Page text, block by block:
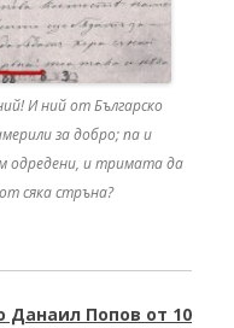
И ний от Българско
за добро; па и
одредени, и тримата да
сяка стръна?
Данаил Попов от 10